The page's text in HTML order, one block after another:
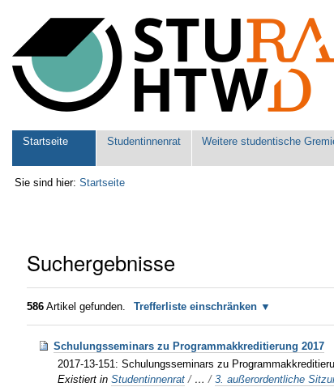
Werkzeuge
Sektionen
Startseite Studentinnenrat Weitere studentische
Sie sind hier: Startseite
Suchergebnisse
586 Artikel gefunden. Trefferliste einschränken
Schulungsseminars zu Programmakkreditierung 2017
2017-13-151: Schulungsseminars zu
Existiert in Studentinnenrat / …/3. außerordentliche